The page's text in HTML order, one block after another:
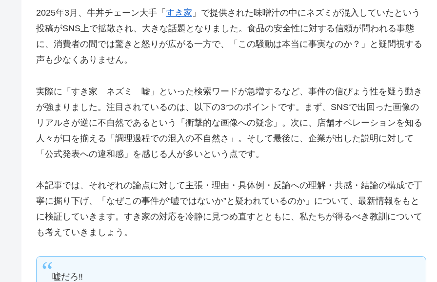
2025年3月、牛丼チェーン大手「 すき家 」で提供された味噌汁の中にネズミが混入していたという
投稿がSNS上で拡散され、大きな話題となりました。食品の安全性に対する信頼が問われる事態
に、消費者の間では驚きと怒りが広がる一方で、「この騒動は本当に事実なのか？」と疑問視する
声も少なくありません。
実際に「すき家 ネズミ 嘘」といった検索ワードが急増するなど、事件の信ぴょう性を疑う動き
が強まりました。注目されているのは、以下の3つのポイントです。まず、SNSで出回った画像の
リアルさが逆に不自然であるという「衝撃的な画像への疑念」。次に、店舗オペレーションを知る
人々が口を揃える「調理過程での混入の不自然さ」。そして最後に、企業が出した説明に対して
「公式発表への違和感」を感じる人が多いという点です。
本記事では、それぞれの論点に対して主張・理由・具体例・反論への理解・共感・結論の構成で丁
寧に掘り下げ、「なぜこの事件が“嘘ではないか”と疑われているのか」について、最新情報をもと
に検証していきます。すき家の対応を冷静に見つめ直すとともに、私たちが得るべき教訓について
も考えていきましょう。
嘘だろ‼️